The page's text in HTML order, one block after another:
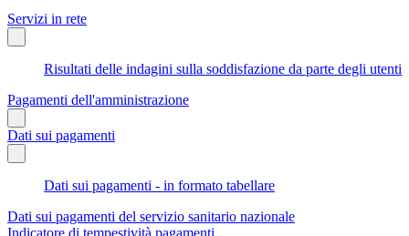
Servizi in rete
Risultati delle indagini sulla soddisfazione da parte degli utenti
Pagamenti dell'amministrazione
Dati sui pagamenti
Dati sui pagamenti - in formato tabellare
Dati sui pagamenti del servizio sanitario nazionale
Indicatore di tempestività pagamenti